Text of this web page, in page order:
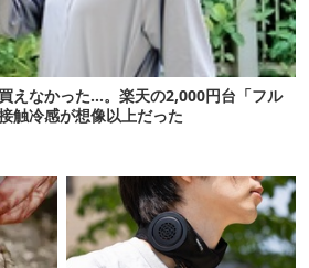
えなかった…。楽天の2,000円台「フル
触冷感が想像以上だった